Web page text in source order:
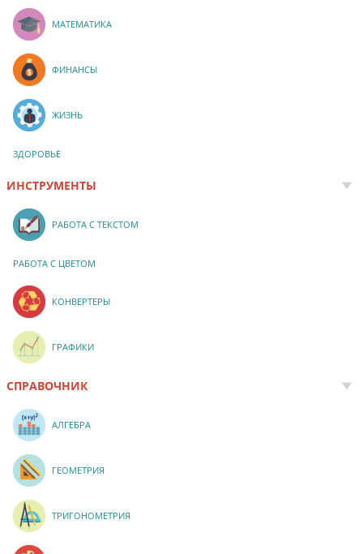
МАТЕМАТИКА
ФИНАНСЫ
ЖИЗНЬ
ЗДОРОВЬЕ
ИНСТРУМЕНТЫ
РАБОТА С ТЕКСТОМ
РАБОТА С ЦВЕТОМ
КОНВЕРТЕРЫ
ГРАФИКИ
СПРАВОЧНИК
АЛГЕБРА
ГЕОМЕТРИЯ
ТРИГОНОМЕТРИЯ